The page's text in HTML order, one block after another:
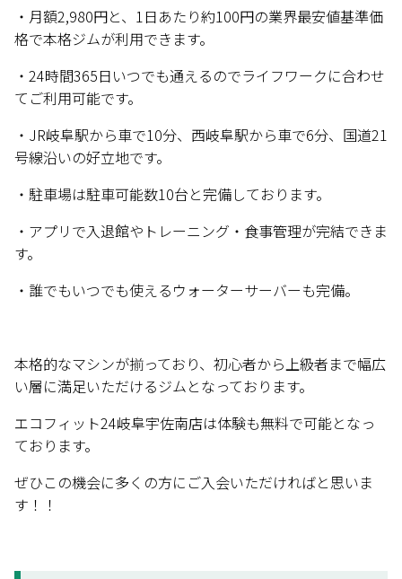
・月額2,980円と、1日あたり約100円の業界最安値基準価
格で本格ジムが利用できます。
・24時間365日いつでも通えるのでライフワークに合わせ
てご利用可能です。
・JR岐阜駅から車で10分、西岐阜駅から車で6分、国道21
号線沿いの好立地です。
・駐車場は駐車可能数10台と完備しております。
・アプリで入退館やトレーニング・食事管理が完結できま
す。
・誰でもいつでも使えるウォーターサーバーも完備。
本格的なマシンが揃っており、初心者から上級者まで幅広
い層に満足いただけるジムとなっております。
エコフィット24岐阜宇佐南店は体験も無料で可能となっ
ております。
ぜひこの機会に多くの方にご入会いただければと思いま
す！！